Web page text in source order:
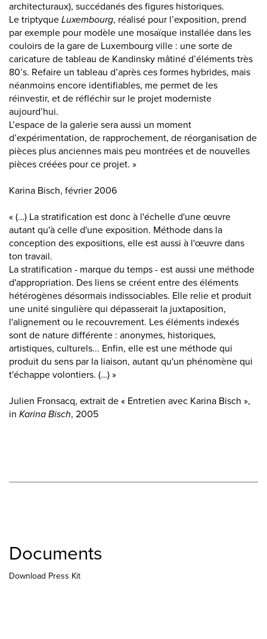
architecturaux), succédanés des figures historiques.
Le triptyque Luxembourg, réalisé pour l’exposition, prend
par exemple pour modèle une mosaïque installée dans les
couloirs de la gare de Luxembourg ville : une sorte de
caricature de tableau de Kandinsky mâtiné d’éléments très
80’s. Refaire un tableau d’après ces formes hybrides, mais
néanmoins encore identifiables, me permet de les
réinvestir, et de réfléchir sur le projet moderniste
aujourd’hui.
L’espace de la galerie sera aussi un moment
d’expérimentation, de rapprochement, de réorganisation de
pièces plus anciennes mais peu montrées et de nouvelles
pièces créées pour ce projet. »
Karina Bisch, février 2006
« (…) La stratification est donc à l'échelle d'une œuvre
autant qu'à celle d'une exposition. Méthode dans la
conception des expositions, elle est aussi à l'œuvre dans
ton travail.
La stratification - marque du temps - est aussi une méthode
d'appropriation. Des liens se créent entre des éléments
hétérogènes désormais indissociables. Elle relie et produit
une unité singulière qui dépasserait la juxtaposition,
l'alignement ou le recouvrement. Les éléments indexés
sont de nature différente : anonymes, historiques,
artistiques, culturels... Enfin, elle est une méthode qui
produit du sens par la liaison, autant qu'un phénomène qui
t'échappe volontiers. (…) »
Julien Fronsacq, extrait de « Entretien avec Karina Bisch »,
in Karina Bisch, 2005
Documents
Download Press Kit